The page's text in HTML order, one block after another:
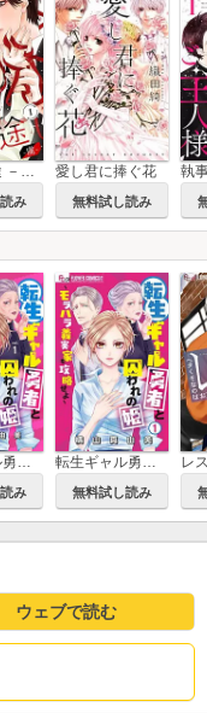
悪魔と一途 －虜－【マイクロ】
み
愛し君に捧ぐ花
無料試し読み
転生ギャル勇者と囚われの姫～モラハラ義実家を攻略せよ～【マイクロ】
み
転生ギャル勇者と囚われの姫～モラハラ義実家を攻略せよ～
無料試し読み
ウェブで読む